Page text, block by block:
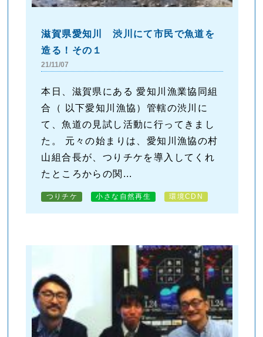
滋賀県愛知川 渋川にて市民で魚道を
造る！その１
21/11/07
本日、滋賀県にある 愛知川漁業協同組
合（ 以下愛知川漁協）管轄の渋川に
て、魚道の見試し活動に行ってきまし
た。 元々の始まりは、愛知川漁協の村
山組合長が、つりチケを導入してくれ
たところからの関...
つりチケ 小さな自然再生 環境CDN